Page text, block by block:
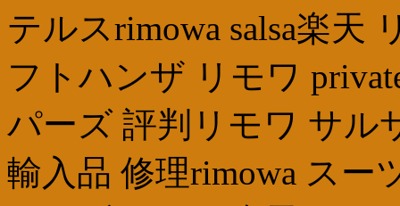
テルスrimowa salsa楽天
フトハンザ リモワ
パーズ 評判リモワ サル
輸入品 修理rimowa スー